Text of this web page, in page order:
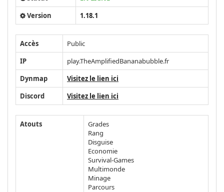
Version
1.18.1
Accès
Public
IP
play.TheAmplifiedBananabubble.fr
Dynmap
Visitez le lien ici
Discord
Visitez le lien ici
Atouts
Grades
Rang
Disguise
Economie
Survival-Games
Multimonde
Minage
Parcours